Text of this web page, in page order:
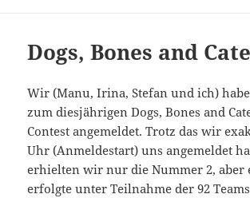
Dogs, Bones and
Wir (Manu, Irina, Stefan und ich)
zum diesjährigen Dogs, Bones and
Contest angemeldet. Trotz das wir
Uhr (Anmeldestart) uns angemeldet
erhielten wir nur die Nummer 2, aber
erfolgte unter Teilnahme der 92